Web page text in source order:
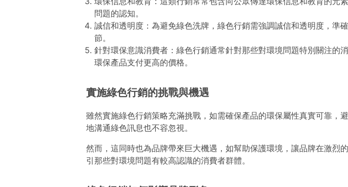
問題的認知。
誠信和透明度：為避免綠色洗牌，綠色行銷需強調誠信和透明度，準
節。
針對環保意識消費者：綠色行銷通常針對那些對環境問題特別關注的
環保產品支付更高的價格。
實施綠色行銷的挑戰與機遇
雖然實施綠色行銷策略充滿挑戰，如需確保產品的環保屬性真實可靠，
地溝通綠色訊息也不容忽視。
然而，這同時也為品牌帶來巨大機遇，如幫助保護環境，讓品牌在激烈
引那些對環境問題有較高認識的消費者群體。